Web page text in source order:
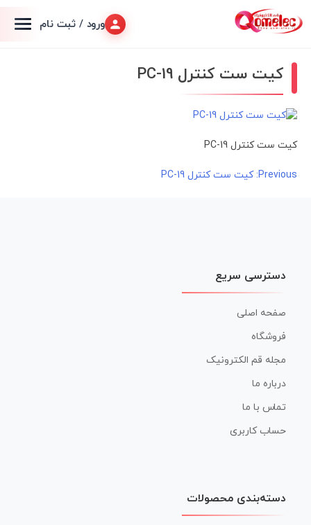
ورود / ثبت نام
کیت ست کنترل PC-19
کیت ست کنترل PC-19
راهبری
Previous: کیت ست کنترل PC-19
دسترسی سریع
صفحه اصلی
فروشگاه
مجله قم الکترونیک
درباره ما
تماس با ما
حساب کاربری
دسته‌بندی محصولات